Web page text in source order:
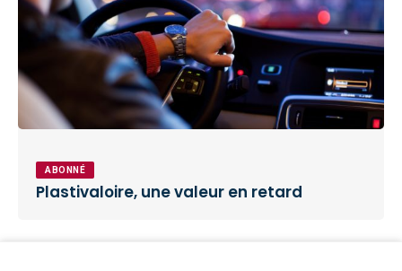
ABONNÉ
Plastivaloire, une valeur en retard